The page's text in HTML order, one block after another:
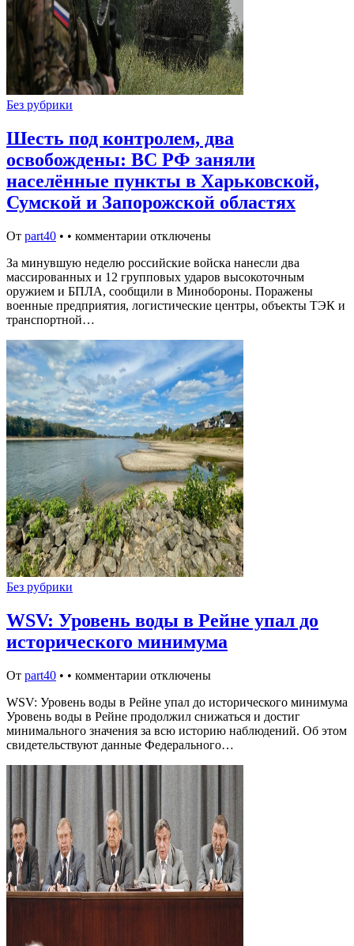
Без рубрики
Шесть под контролем, два
освобождены: ВС РФ заняли
населённые пункты в Харьковской,
Сумской и Запорожской областях
От part40 • • комментарии отключены
За минувшую неделю российские войска нанесли два
массированных и 12 групповых ударов высокоточным
оружием и БПЛА, сообщили в Минобороны. Поражены
военные предприятия, логистические центры, объекты ТЭК и
транспортной…
Без рубрики
WSV: Уровень воды в Рейне упал до
исторического минимума
От part40 • • комментарии отключены
WSV: Уровень воды в Рейне упал до исторического минимума
Уровень воды в Рейне продолжил снижаться и достиг
минимального значения за всю историю наблюдений. Об этом
свидетельствуют данные Федерального…